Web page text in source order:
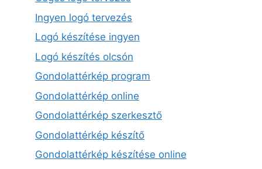
Ingyen logó tervezés
Logó készítése ingyen
Logó készítés olcsón
Gondolattérkép program
Gondolattérkép online
Gondolattérkép szerkesztő
Gondolattérkép készítő
Gondolattérkép készítése online